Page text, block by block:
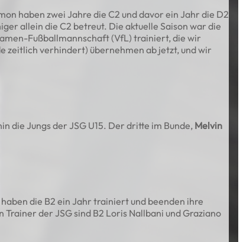
haben zwei Jahre die C2 und davor ein Jahr die D2
allein die C2 betreut. Die aktuelle Saison war die
Fußballmannschaft (VfL) trainiert, die wir
zeitlich verhindert) übernehmen ab jetzt, und wir
die Jungs der JSG U15. Der dritte im Bunde, Melvin
die B2 ein Jahr trainiert und beenden ihre
der JSG sind B2 Loris Nallbani und Graziano